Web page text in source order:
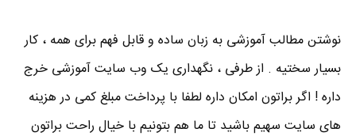
نوشتن مطالب آموزشی به زبان ساده و قابل فهم برای همه ، کار
بسیار سختیه . از طرفی ، نگهداری یک وب سایت آموزشی خرج
داره ! اگر براتون امکان داره لطفا با پرداخت مبلغ کمی در هزینه
های سایت سهیم باشید تا ما هم بتونیم با خیال راحت براتون